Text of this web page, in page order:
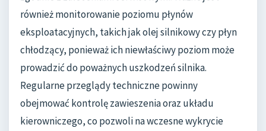
również monitorowanie poziomu płynów
eksploatacyjnych, takich jak olej silnikowy czy płyn
chłodzący, ponieważ ich niewłaściwy poziom może
prowadzić do poważnych uszkodzeń silnika.
Regularne przeglądy techniczne powinny
obejmować kontrolę zawieszenia oraz układu
kierowniczego, co pozwoli na wczesne wykrycie